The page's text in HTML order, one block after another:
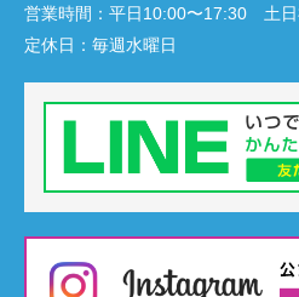
営業時間： 平日10:00〜17:30 土日
定休日： 毎週水曜日